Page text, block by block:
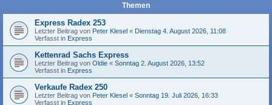
Themen
Express Radex 253
Letzter Beitrag von Peter Klesel « Dienstag 4. August 2026, 11:08
Verfasst in Express
Kettenrad Sachs Express
Letzter Beitrag von Oldie « Sonntag 2. August 2026, 13:52
Verfasst in Express
Verkaufe Radex 250
Letzter Beitrag von Peter Klesel « Sonntag 19. Juli 2026, 16:33
Verfasst in Express